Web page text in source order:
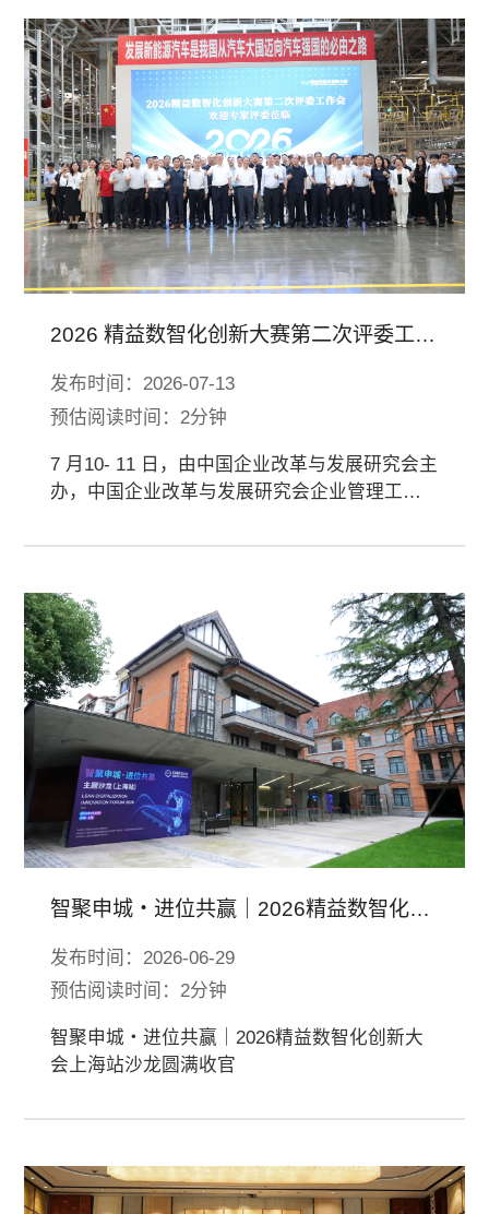
2026 精益数智化创新大赛第二次评委工作
讨会在渝举办
发布时间：2026-07-13
预估阅读时间：2分钟
7 月10- 11 日，由中国企业改革与发展研究会主
办，中国企业改革与发展研究会企业管理工作
中国长安汽车集团有限公司提供支持的2026精
业数智化转型经验交流分享研讨会在重庆举
办。
智聚申城・进位共赢｜2026精益数智化创
发布时间：2026-06-29
预估阅读时间：2分钟
智聚申城・进位共赢｜2026精益数智化创新大
会上海站沙龙圆满收官